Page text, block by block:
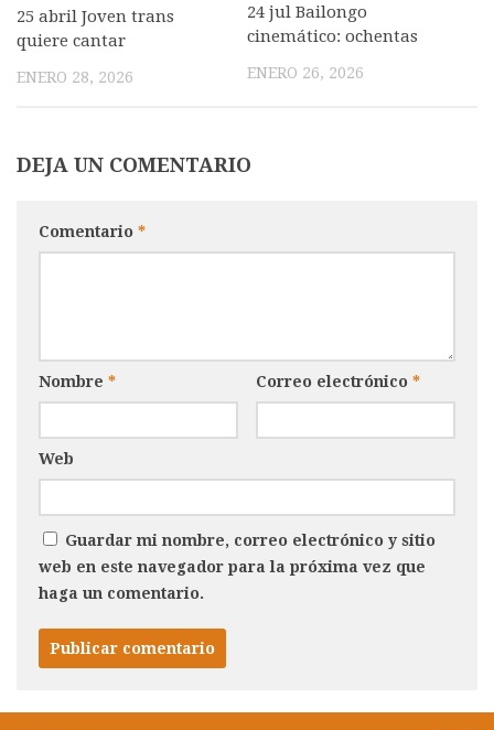
25 abril Joven trans
quiere cantar
ENERO 28, 2026
24 jul Bailongo
cinemático: ochentas
ENERO 26, 2026
DEJA UN COMENTARIO
Comentario *
Nombre * Correo electrónico *
Web
Guardar mi nombre, correo electrónico y sitio
web en este navegador para la próxima vez que
haga un comentario.